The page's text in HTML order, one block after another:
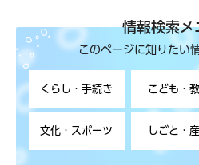
情報検索メ
このページに知りたい
くらし・手続き こども・
文化・スポーツ しごと・